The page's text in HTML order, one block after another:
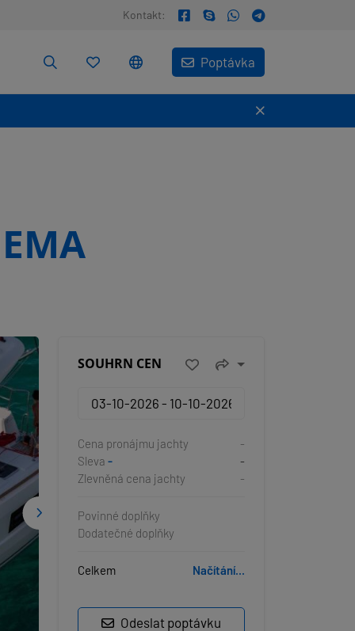
Kontakt:
Poptávka
SOUHRN CEN
Cena pronájmu jachty
-
Sleva -
-
Zlevněná cena jachty
-
Povinné doplňky
Dodatečné doplňky
Celkem Načítání...
Odeslat poptávku